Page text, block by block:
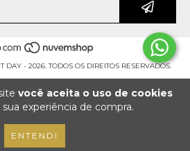
você aceita o uso de cookies
sua experiência de compra.
ENTENDI
DAY - 2026. TODOS OS DIREITOS RESERVADOS.